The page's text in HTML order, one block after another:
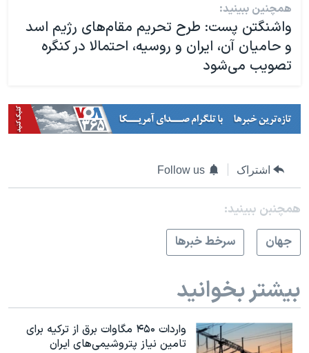
همچنین ببینید:
واشنگتن پست: طرح تحریم مقام‌های رژیم اسد
و حامیان آن، ایران و روسیه، احتمالا در کنگره
تصویب می‌شود
اشتراک Follow us
همچنبن ببینید:
جهان
سرخط خبرها
بیشتر بخوانید
واردات ۴۵۰ مگاوات برق از ترکیه برای
تامین نیاز پتروشیمی‌های ایران